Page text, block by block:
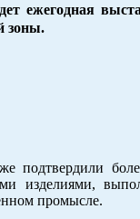
ежегодная
зоны.
подтвердили
изделиями,
промысле.